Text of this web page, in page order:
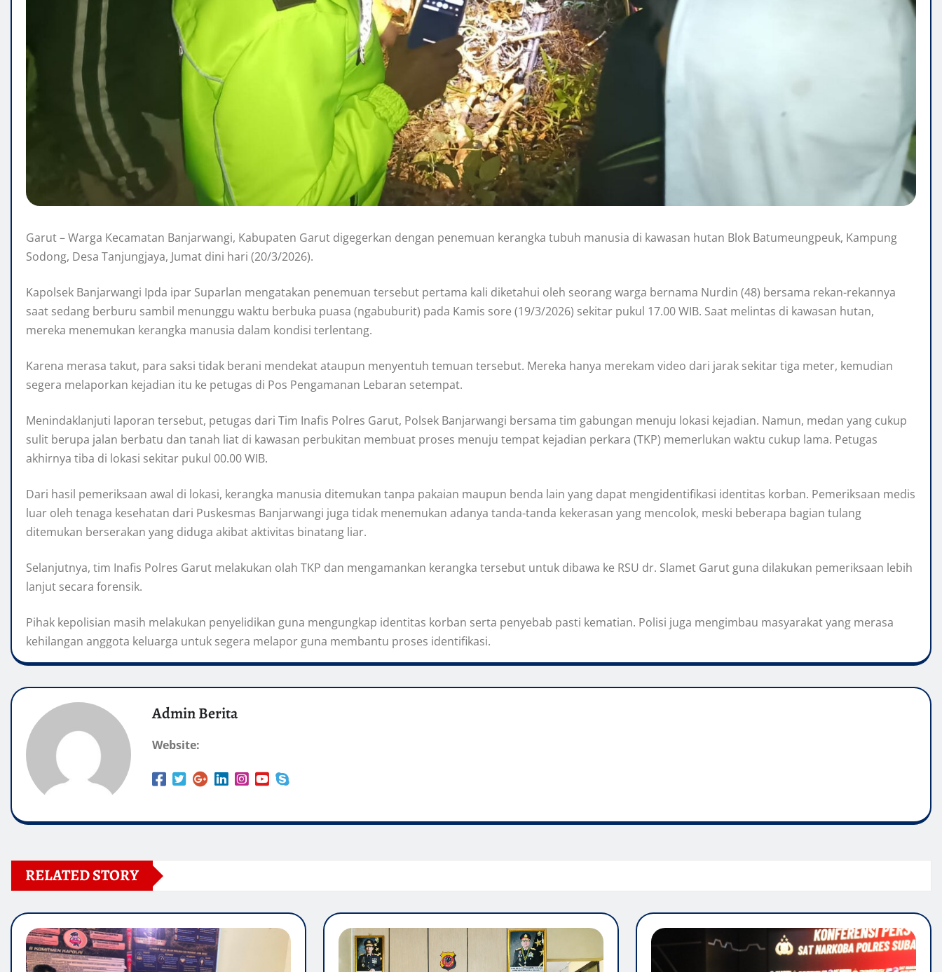
Garut – Warga Kecamatan Banjarwangi, Kabupaten Garut digegerkan dengan penemuan kerangka tubuh manusia di kawasan hutan Blok Batumeungpeuk, Kampung
Sodong, Desa Tanjungjaya, Jumat dini hari (20/3/2026).
Kapolsek Banjarwangi Ipda ipar Suparlan mengatakan penemuan tersebut pertama kali diketahui oleh seorang warga bernama Nurdin (48) bersama rekan-rekannya
saat sedang berburu sambil menunggu waktu berbuka puasa (ngabuburit) pada Kamis sore (19/3/2026) sekitar pukul 17.00 WIB. Saat melintas di kawasan hutan,
mereka menemukan kerangka manusia dalam kondisi terlentang.
Karena merasa takut, para saksi tidak berani mendekat ataupun menyentuh temuan tersebut. Mereka hanya merekam video dari jarak sekitar tiga meter, kemudian
segera melaporkan kejadian itu ke petugas di Pos Pengamanan Lebaran setempat.
Menindaklanjuti laporan tersebut, petugas dari Tim Inafis Polres Garut, Polsek Banjarwangi bersama tim gabungan menuju lokasi kejadian. Namun, medan yang cukup
sulit berupa jalan berbatu dan tanah liat di kawasan perbukitan membuat proses menuju tempat kejadian perkara (TKP) memerlukan waktu cukup lama. Petugas
akhirnya tiba di lokasi sekitar pukul 00.00 WIB.
Dari hasil pemeriksaan awal di lokasi, kerangka manusia ditemukan tanpa pakaian maupun benda lain yang dapat mengidentifikasi identitas korban. Pemeriksaan medis
luar oleh tenaga kesehatan dari Puskesmas Banjarwangi juga tidak menemukan adanya tanda-tanda kekerasan yang mencolok, meski beberapa bagian tulang
ditemukan berserakan yang diduga akibat aktivitas binatang liar.
Selanjutnya, tim Inafis Polres Garut melakukan olah TKP dan mengamankan kerangka tersebut untuk dibawa ke RSU dr. Slamet Garut guna dilakukan pemeriksaan lebih
lanjut secara forensik.
Pihak kepolisian masih melakukan penyelidikan guna mengungkap identitas korban serta penyebab pasti kematian. Polisi juga mengimbau masyarakat yang merasa
kehilangan anggota keluarga untuk segera melapor guna membantu proses identifikasi.
Admin Berita
Website:
RELATED STORY